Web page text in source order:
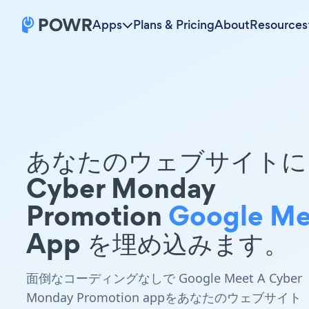
Apps Plans & PricingAboutResources
あなたのウェブサイト
Cyber Monday
Promotion Google
App を埋め込みます。
面倒なコーディングなしで Google Meet A Cyber
Monday Promotion appをあなたのウェブサイト